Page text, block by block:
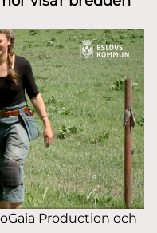
Production och